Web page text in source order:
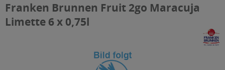
Franken Brunnen Fruit 2go Maracuja
Limette 6 x 0,75l